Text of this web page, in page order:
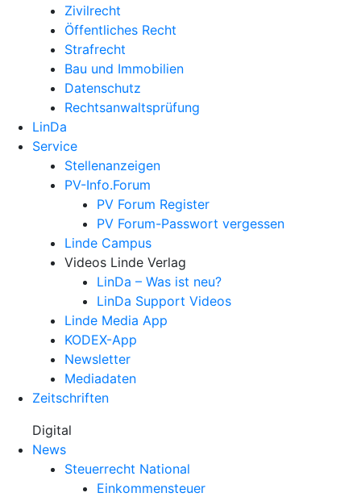
Zivilrecht
Öffentliches Recht
Strafrecht
Bau und Immobilien
Datenschutz
Rechtsanwalts­prüfung
LinDa
Service
Stellenanzeigen
PV-Info.Forum
PV Forum Register
PV Forum-Passwort vergessen
Linde Campus
Videos Linde Verlag
LinDa – Was ist neu?
LinDa Support Videos
Linde Media App
KODEX-App
Newsletter
Mediadaten
Zeitschriften
Digital
News
Steuerrecht National
Einkommensteuer